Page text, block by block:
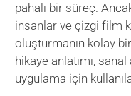
pahalı bir süreç.
insanlar ve çizgi film
oluşturmanın kolay
hikaye anlatımı,
uygulama için